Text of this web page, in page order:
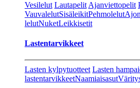
Vesilelut Lautapelit Ajanviettopelit
VauvalelutSisäleikitPehmolelut
lelutNuketLeikkisetit
Lastentarvikkeet
Lasten kylpytuotteet Lasten
lastentarvikkeetNaamiaisasut